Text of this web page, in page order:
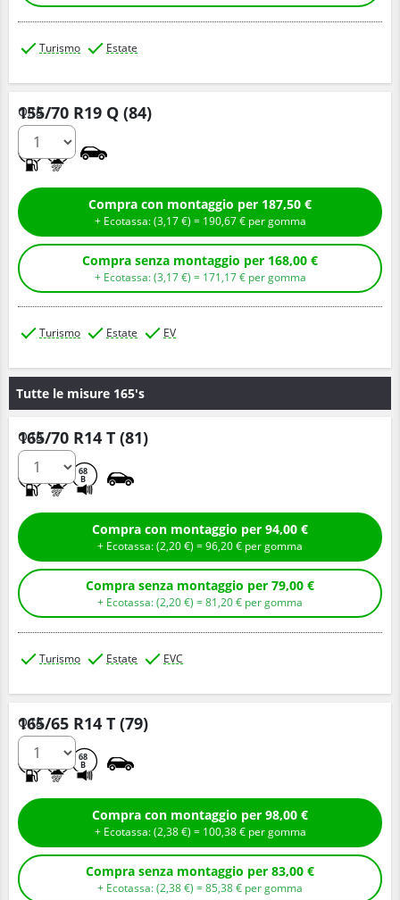
Turismo Estate
155/70 R19 Q (84)
Q.tà
Compra con montaggio per 187,50 €
+ Ecotassa: (3,17€ ) = 190,67€ per gomma
Compra senza montaggio per 168,00 €
+ Ecotassa: (3,17€ ) = 171,17€ per gomma
Turismo Estate EV
Tutte le misure 165's
165/70 R14 T (81)
68
B
Q.tà
Compra con montaggio per 94,00 €
+ Ecotassa: (2,20€ ) =96,20€ per gomma
Compra senza montaggio per 79,00 €
+ Ecotassa: (2,20€ ) =81,20€ per gomma
Turismo Estate EVC
165/65 R14 T (79)
68
B
Q.tà
Compra con montaggio per 98,00 €
+ Ecotassa: (2,38€ ) = 100,38€ per gomma
Compra senza montaggio per 83,00 €
+ Ecotassa: (2,38€ ) =85,38€ per gomma